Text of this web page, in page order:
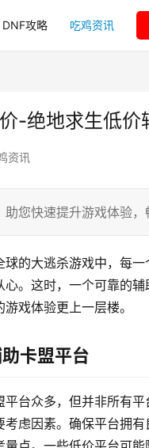
DNF攻略 吃鸡资讯
-绝地求生低价
资讯
您快速提升游戏体验，
的大逃杀游戏中，每
。这时，一个可靠的
戏体验更上一层楼。
卡盟平台
台众多，但并非所有
虑因素。确保平台拥